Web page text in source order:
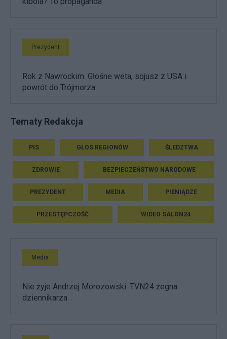
Prezydent
Rok z Nawrockim. Głośne weta, sojusz z USA i
powrót do Trójmorza
Tematy Redakcja
PIS GŁOS REGIONÓW ŚLEDZTWA
ZDROWIE BEZPIECZEŃSTWO NARODOWE
PREZYDENT MEDIA PIENIĄDZE
PRZESTĘPCZOŚĆ WIDEO SALON24
Media
Nie żyje Andrzej Morozowski. TVN24 żegna
dziennikarza